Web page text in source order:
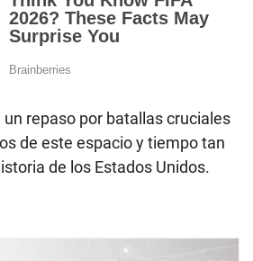
repaso por batallas cruciales
de este espacio y tiempo tan
de los Estados Unidos.